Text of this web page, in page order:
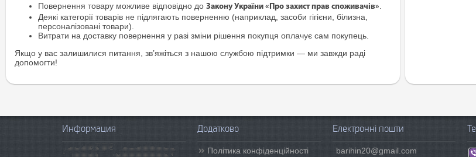
Повернення товару можливе відповідно до Закону України «Про захист прав споживачів»
Деякі категорії товарів не підлягають поверненню (наприклад, засоби гігієни, білизна,
персоналізовані товари).
Витрати на доставку повернення у разі зміни рішення покупця оплачує сам покупець.
Якщо у вас залишилися питання, зв’яжіться з нашою службою підтримки — ми завжди раді
допомогти!
Информация Додатково
Політика конфіденційності
Електронні пошти
barihin20@gmail.com